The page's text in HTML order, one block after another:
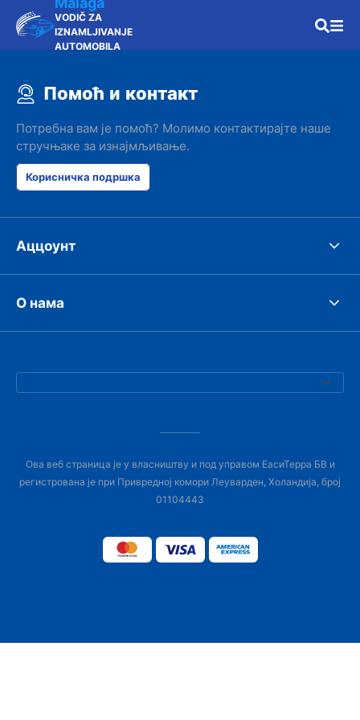
VODIČ ZA
IZNAMLJIVANJE
AUTOMOBILA
Помоћ и контакт
Потребна вам је помоћ? Молимо контактирајте наше
стручњаке за изнајмљивање.
Корисничка подршка
Аццоунт
О нама
Ова веб страница је у власништву и под управом ЕасиТерра БВ и
регистрована је при Привредној комори Леуварден, Холандија, број
01104443